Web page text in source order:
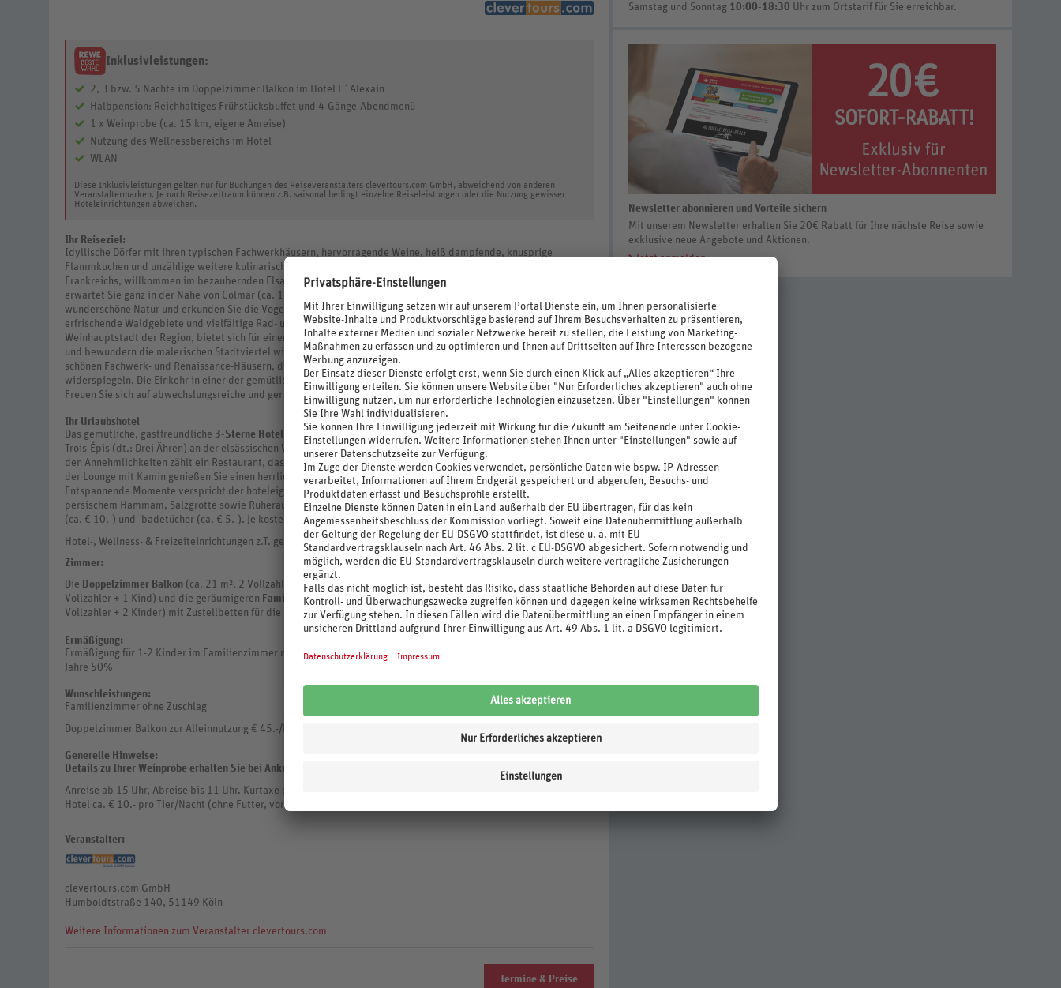
Inklusivleistungen:
2, 3 bzw. 5 Nächte im Doppelzimmer Balkon im Hotel L´Alexain
Halbpension: Reichhaltiges Frühstücksbuffet und 4-Gänge-Abendmenü
1 x Weinprobe (ca. 15 km, eigene Anreise)
Nutzung des Wellnessbereichs im Hotel
WLAN
Diese Inklusivleistungen gelten nur für Buchungen des Reiseveranstalters clevertours.com GmbH, abweichend von anderen
Veranstaltermarken. Je nach Reisezeitraum können z.B. saisonal bedingt einzelne Reiseleistungen oder die Nutzung gewisser
Hoteleinrichtungen abweichen.
Ihr Reiseziel:
Idyllische Dörfer mit ihren typischen Fachwerkhäusern, hervorragende Weine, heiß dampfende, knusprige
Flammkuchen und unzählige weitere kulinarische Genüsse – Willkommen in der weltbekannten, östlichsten Region
Frankreichs, willkommen im bezaubernden Elsass! Ihr Urlaubsort, der Luftkurort Trois-Épis (dt.: Drei Ähren)
erwartet Sie ganz in der Nähe von Colmar (ca. 13 km), an der elsässischen Weinstraße. Wandern Sie durch die
wunderschöne Natur und erkunden Sie die Vogesen. Hier erwarten Sie grüne Täler, aussichtsreiche Berggipfel,
erfrischende Waldgebiete und vielfältige Rad- und Wanderwege. Das zauberhafte Colmar, die so genannte
Weinhauptstadt der Region, bietet sich für einen Tagesausflug an - schlendern Sie durch die gemütliche Altstadt
und bewundern die malerischen Stadtviertel wie „Klein-Venedig“ und das „Gerberviertel“ mit zahlreichen,
schönen Fachwerk- und Renaissance-Häusern, die den einstigen Reichtum aus der früheren Handelsstadtzeit
widerspiegeln. Die Einkehr in einer der gemütlichen Brasserien auf ein gutes Glas Wein sollte ebenso nicht fehlen!
Freuen Sie sich auf abwechslungsreiche und genussvolle Urlaubstage.
Ihr Urlaubshotel
Das gemütliche, gastfreundliche 3-Sterne Hotel L`Alexain Wellness
(Landeskategorie) begrüßt Sie im schönen
Trois-Épis (dt.: Drei Ähren) an der elsässischen Weinstraße. Das Ortszentrum erreichen Sie bereits nach 150 m. Zu
den Annehmlichkeiten zählt ein Restaurant, das Sie mit regionalen Köstlichkeiten verwöhnt. Von der Terrasse und
der Lounge mit Kamin genießen Sie einen herrlichen Ausblick auf die Vogesen, das Elsass und den Schwarzwald.
Entspannende Momente verspricht der hoteleigene Wellnessbereich (ca. 150 m²) mit Hallenbad, finnischer Sauna,
persischem Hammam, Salzgrotte sowie Ruheraum. Gegen Gebühr: Massagen/Anwendungen sowie Leihbademäntel
(ca. € 10.-) und -badetücher (ca. € 5.-). Je kostenfrei nutzen Sie WLAN und Parkplätze (nach Verfügbarkeit).
Hotel-, Wellness- & Freizeiteinrichtungen z.T. gegen Gebühr.
Zimmer:
Die Doppelzimmer Balkon (ca. 21 m², 2 Vollzahler), dieDoppelzimmer Balkon zur Alleinnutzung(min. 1/max. 1
Vollzahler + 1 Kind) und die geräumigeren Familienzimmer(ca. 29 m², min. 2 Vollzahler + 1 Kind/max. 2
Vollzahler + 2 Kinder) mit Zustellbetten für die Kinder bieten Dusche, Föhn, TV und Schreibtisch.
Ermäßigung:
Ermäßigung für 1-2 Kinder im Familienzimmer mit 2 Vollzahlern: bis Ende 5 Jahre 100% und von 6 bis Ende 12
Jahre 50%
Wunschleistungen:
Familienzimmer ohne Zuschlag
Doppelzimmer Balkon zur Alleinnutzung € 45.-/Nacht
Generelle Hinweise:
Details zu Ihrer Weinprobe erhalten Sie bei Ankunft im Hotel.
Anreise ab 15 Uhr, Abreise bis 11 Uhr. Kurtaxe ca. € 2.- p.P./Nacht (vor Ort zu zahlen). Haustiere auf Anfrage im
Hotel ca. € 10.- pro Tier/Nacht (ohne Futter, vor Ort zu zahlen).
Veranstalter:
clevertours.com GmbH
Humboldtstraße 140, 51149 Köln
Weitere Informationen zum Veranstalter clevertours.com
Termine & Preise
Samstag und Sonntag 10:00-18:30 Uhr zum Ortstarif für Sie erreichbar.
Newsletter abonnieren und Vorteile sichern
Mit unserem Newsletter erhalten Sie 20€ Rabatt für Ihre nächste Reise sowie
exklusive neue Angebote und Aktionen.
Jetzt anmelden